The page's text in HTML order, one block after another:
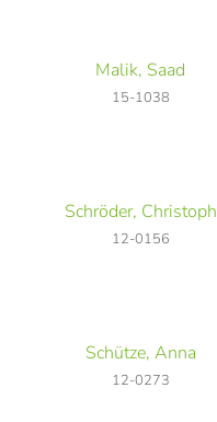
Malik, Saad
15-1038
Schröder, Christoph
12-0156
Schütze, Anna
12-0273